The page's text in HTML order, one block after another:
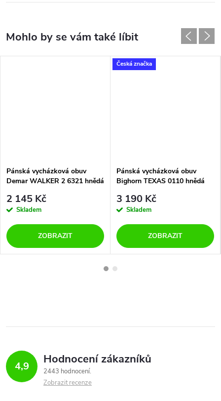
Pánská vycházková obuv
Demar WALKER 2 6321 hnědá
2 145 Kč
Skladem
ZOBRAZIT
Česká značka
Pánská vycházková obuv
Bighorn TEXAS 0110 hnědá
3 190 Kč
Skladem
ZOBRAZIT
4,9 Hodnocení zákazníků
2443 hodnocení
Zobrazit recenze